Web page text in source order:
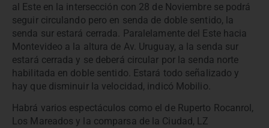
al Este en la intersección con 28 de Noviembre se podrá
seguir circulando pero en senda de doble sentido, la
senda sur estará cerrada. Paralelamente del Este hacia
Montevideo a la altura de Av. Uruguay, a la senda sur
estará cerrada y se deberá circular por la senda norte
habilitada en doble sentido. Estará todo señalizado y
hay que disminuir la velocidad, indicó Mobilio.
Habrá varios espectáculos como el de Ruperto Rocanrol,
Los Mareados y la comparsa de la Ciudad, LZ